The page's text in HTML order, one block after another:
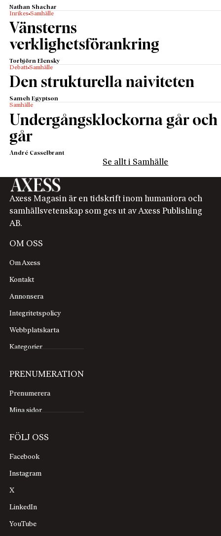
Nathan Shachar
Inrikes Samhälle
Vänsterns
verklighetsförankring
Torbjörn Elensky
Debatt Samhälle
Den strukturella naiviteten
Sameh Egyptson
Samhälle
Undergångsklockorna går och
går
André Casselbrant
Se allt i Samhälle
Axess Magasin är en tidskrift inom humaniora och
samhällsvetenskap som ges ut av Axess Publishing
AB.
OM OSS
Om Axess
Kontakt
Annonsera
Integritetspolicy
Webbplatskarta
Kategorier
PRENUMERATION
Prenumerera
Mina sidor
FÖLJ OSS
Facebook
Instagram
X
LinkedIn
YouTube